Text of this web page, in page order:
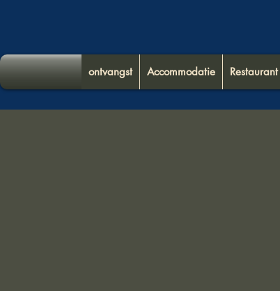
ontvangst Accommodatie Restaurant